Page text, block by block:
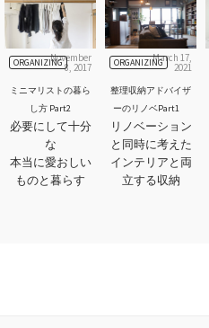
ORGANIZINGNovember
8, 2017
ミニマリストの暮ら
し方 Part2
必要にして十分
な
本当に愛おしい
ものと暮らす
ORGANIZINGMarch 17,
2021
整理収納アドバイザ
ーのリノベPart1
リノベーション
と同時に考えた
インテリアと両
立する収納